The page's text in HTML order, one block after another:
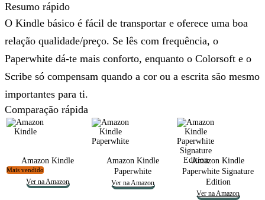
Resumo rápido
O Kindle básico é fácil de transportar e oferece uma boa
relação qualidade/preço. Se lês com frequência, o
Paperwhite dá-te mais conforto, enquanto o Colorsoft e o
Scribe só compensam quando a cor ou a escrita são mesmo
importantes para ti.
Comparação rápida
Amazon Kindle
Mais vendido
Ver na Amazon
Amazon Kindle
Paperwhite
Ver na Amazon
Amazon Kindle
Paperwhite Signature
Edition
Ver na Amazon